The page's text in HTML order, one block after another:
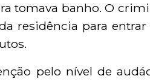
tomava banho. O
residência para
pelo nível de